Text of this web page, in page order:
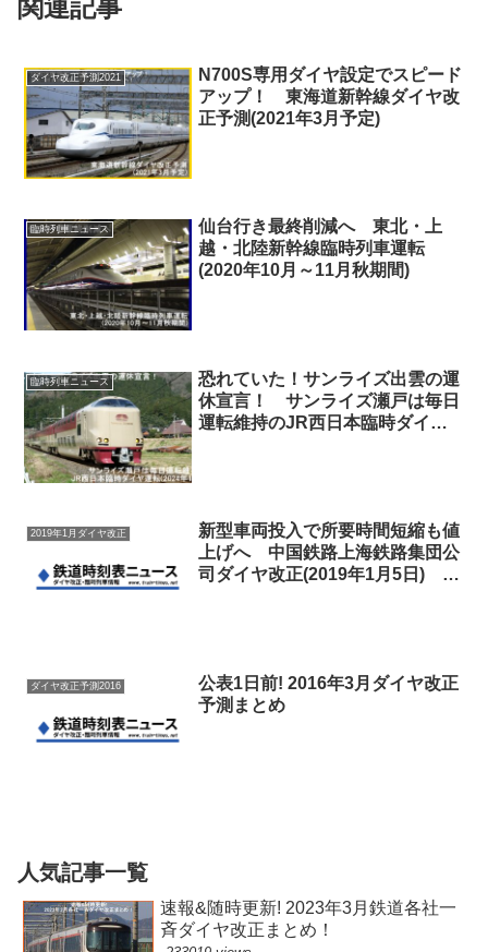
関連記事
ダイヤ改正予測2021
N700S専用ダイヤ設定でスピード
アップ！ 東海道新幹線ダイヤ改
正予測(2021年3月予定)
臨時列車ニュース
仙台行き最終削減へ 東北・上
越・北陸新幹線臨時列車運転
(2020年10月～11月秋期間)
臨時列車ニュース
恐れていた！サンライズ出雲の運
休宣言！ サンライズ瀬戸は毎日
運転維持のJR西日本臨時ダイヤ
2019年1月ダイヤ改正
新型車両投入で所要時間短縮も値
上げへ 中国鉄路上海鉄路集団公
司ダイヤ改正(2019年1月5日) 中
ダイヤ改正予測2016
公表1日前! 2016年3月ダイヤ改正
予測まとめ
人気記事一覧
速報&随時更新! 2023年3月鉄道各社一
斉ダイヤ改正まとめ！